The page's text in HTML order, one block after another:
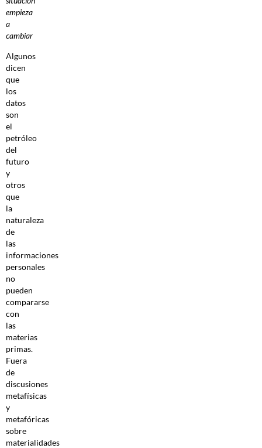
empieza
a
cambiar
Algunos
dicen
que
los
datos
son
el
petróleo
del
futuro
y
otros
que
la
naturaleza
de
las
informaciones
personales
no
pueden
compararse
con
las
materias
primas.
Fuera
de
discusiones
metafísicas
y
metafóricas
sobre
materialidades